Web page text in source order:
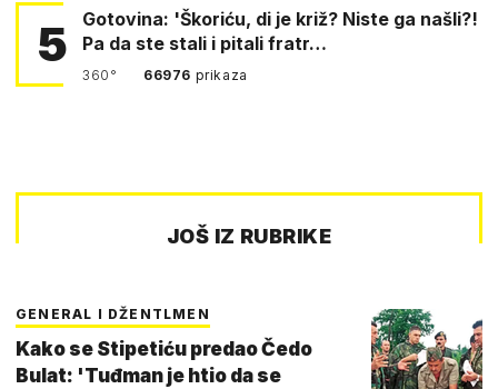
5
Gotovina: 'Škoriću, di je križ? Niste ga našli?!
Pa da ste stali i pitali fratr…
360° 66976 prikaza
JOŠ IZ RUBRIKE
GENERAL I DŽENTLMEN
Kako se Stipetiću predao Čedo
Bulat: 'Tuđman je htio da se